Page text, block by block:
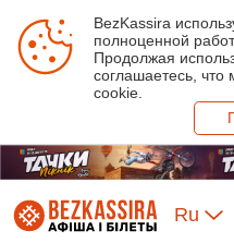
BezKassira
полноценной
Продолжая
соглашаетесь,
cookie.
Ru